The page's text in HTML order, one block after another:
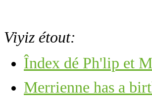
Viyiz étout:
Îndex dé Ph'lip et
Merrienne has a